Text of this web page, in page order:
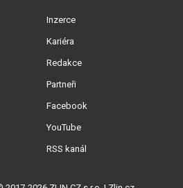
Inzerce
Kariéra
Redakce
Partneři
Facebook
YouTube
RSS kanál